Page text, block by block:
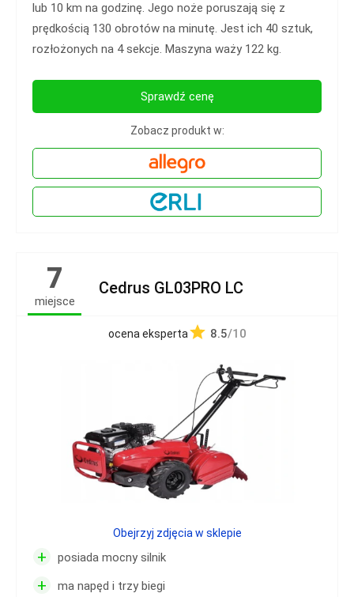
lub 10 km na godzinę. Jego noże poruszają się z
prędkością 130 obrotów na minutę. Jest ich 40 sztuk,
rozłożonych na 4 sekcje. Maszyna waży 122 kg.
Sprawdź cenę
Zobacz produkt w:
7
miejsce
Cedrus GL03PRO LC
ocena eksperta 8.5/10
+ posiada mocny silnik
+ ma napęd i trzy biegi
Obejrzyj zdjęcia w sklepie